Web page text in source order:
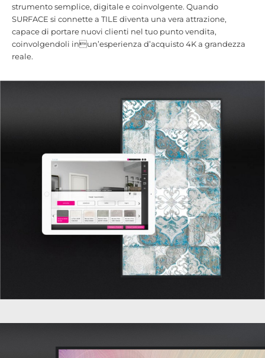
strumento semplice, digitale e coinvolgente. Quando
SURFACE si connette a TILE diventa una vera attrazione,
capace di portare nuovi clienti nel tuo punto vendita,
coinvolgendoli inun’esperienza d’acquisto 4K a grandezza
reale.